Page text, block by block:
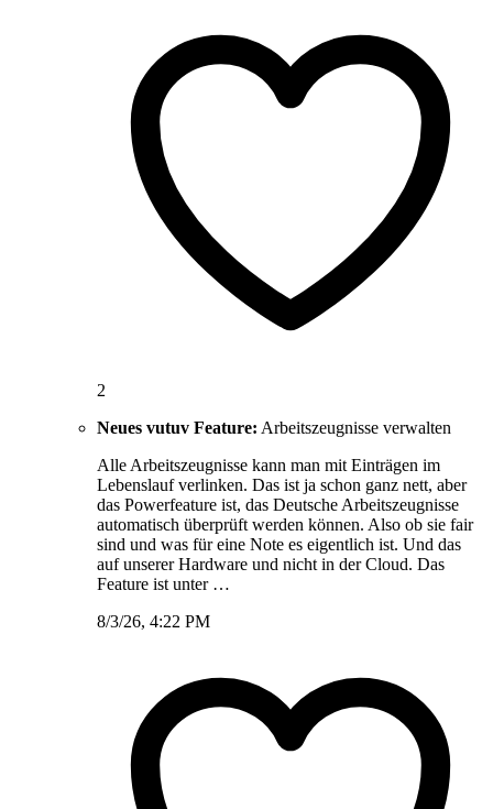
2
Neues vutuv Feature: Arbeitszeugnisse verwalten
Alle Arbeitszeugnisse kann man mit Einträgen im
Lebenslauf verlinken. Das ist ja schon ganz nett, aber
das Powerfeature ist, das Deutsche Arbeitszeugnisse
automatisch überprüft werden können. Also ob sie fair
sind und was für eine Note es eigentlich ist. Und das
auf unserer Hardware und nicht in der Cloud. Das
Feature ist unter …
8/3/26, 4:22 PM